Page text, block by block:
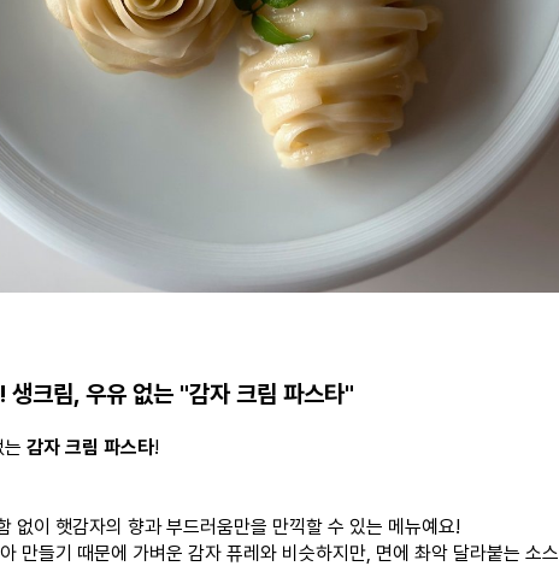
생크림, 우유 없는 "감자 크림 파스타"
감자 크림 파스타!
없이 햇감자의 향과 부드러움만을 만끽할 수 있는 메뉴예요!
만들기 때문에 가벼운 감자 퓨레와 비슷하지만, 면에 촤악 달라붙는 소스